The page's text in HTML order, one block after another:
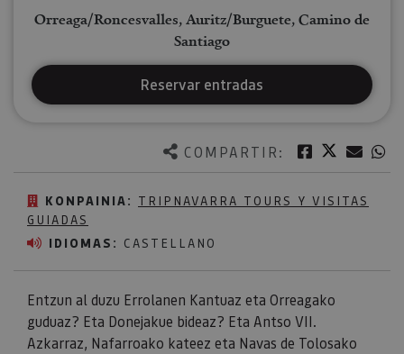
COMPARTIR: Facebook
Twitter
KONPAINIA: TRIPNAVARRA TOURS Y VISITAS
GUIADAS
IDIOMAS: CASTELLANO
Entzun al duzu Errolanen Kantuaz eta Orreagako
guduaz? Eta Donejakue bideaz? Eta Antso VII.
Azkarraz, Nafarroako kateez eta Navas de Tolosako
Orreaga/Roncesvalles, Auritz/Burguete, Camino de
Santiago
Reservar entradas